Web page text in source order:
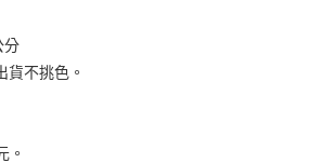
分
貨不挑色。
。